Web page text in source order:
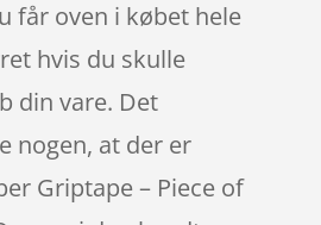
får oven i købet hele
hvis du skulle
din vare. Det
nogen, at der er
Griptape – Piece of